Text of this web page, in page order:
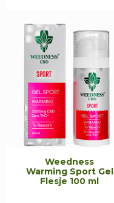
Weedness
Warming Sport Gel
Flesje 100 ml